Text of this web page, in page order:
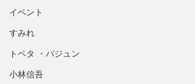
イベント
すみれ
トベタ ・バジュン
小林信吾